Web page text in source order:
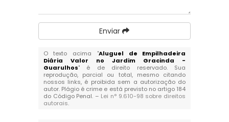
Enviar
O texto acima "Aluguel de Empilhadeira
Diária Valor no Jardim Gracinda -
Guarulhos" é de direito reservado. Sua
reprodução, parcial ou total, mesmo citando
nossos links, é proibida sem a autorização do
autor. Plágio é crime e está previsto no artigo 184
do Código Penal. – Lei n° 9.610-98 sobre direitos
autorais.